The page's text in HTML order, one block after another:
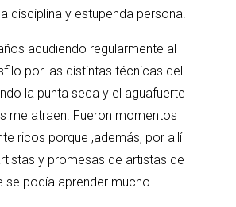
disciplina y estupenda persona.
acudiendo regularmente al
por las distintas técnicas del
la punta seca y el aguafuerte
me atraen. Fueron momentos
ricos porque ,además, por allí
y promesas de artistas de
se podía aprender mucho.